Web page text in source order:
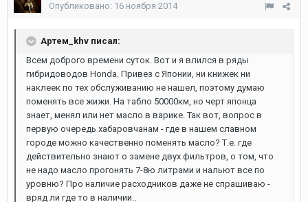
Опубликовано: 16 ноября 2014
Артем_khv писал:
Всем доброго времени суток. Вот и я влился в ряды
гибридоводов Honda. Привез с Японии, ни книжек ни
наклеек по тех обслуживанию не нашел, поэтому думаю
поменять все жижи. На табло 50000км, но черт японца
знает, менял или нет масло в варике. Так вот, вопрос в
первую очередь хабаровчанам - где в нашем славном
городе можно качественно поменять масло? Т.е. где
действительно знают о замене двух фильтров, о том, что
не надо масло прогонять 7-8ю литрами и нальют все по
уровню? Про наличие расходников даже не спрашиваю -
вряд ли где то в наличии..